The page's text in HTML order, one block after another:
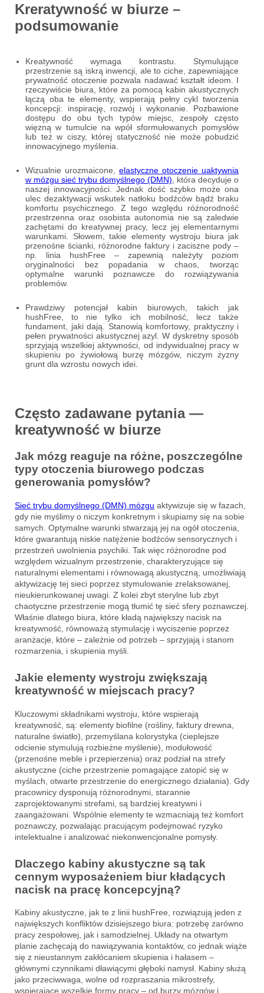
Kreratywność w biurze –
podsumowanie
Kreatywność wymaga kontrastu. Stymulujące
przestrzenie są iskrą inwencji, ale to ciche, zapewniające
prywatność otoczenie pozwala nadawać kształt ideom. I
rzeczywiście biura, które za pomocą kabin akustycznych
łączą oba te elementy, wspierają pełny cykl tworzenia
koncepcji: inspirację, rozwój i wykonanie. Pozbawione
dostępu do obu tych typów miejsc, zespoły często
więzną w tumulcie na wpół sformułowanych pomysłów
lub też w ciszy, której statyczność nie może pobudzić
innowacyjnego myślenia.
Wizualnie urozmaicone, elastyczne otoczenie uaktywnia
w mózgu sieć trybu domyślnego (DMN) , która decyduje o
naszej innowacyjności. Jednak dość szybko może ona
ulec dezaktywacji wskutek natłoku bodźców bądź braku
komfortu psychicznego. Z tego względu różnorodność
przestrzenna oraz osobista autonomia nie są zaledwie
zachętami do kreatywnej pracy, lecz jej elementarnymi
warunkami. Słowem, takie elementy wystroju biura jak
przenośne ścianki, różnorodne faktury i zaciszne pody –
np. linia hushFree – zapewnią należyty poziom
oryginalności bez popadania w chaos, tworząc
optymalne warunki poznawcze do rozwiązywania
problemów.
Prawdziwy potencjał kabin biurowych, takich jak
hushFree, to nie tylko ich mobilność, lecz także
fundament, jaki dają. Stanowią komfortowy, praktyczny i
pełen prywatności akustycznej azyl. W dyskretny sposób
sprzyjają wszelkiej aktywności, od indywidualnej pracy w
skupieniu po żywiołową burzę mózgów, niczym żyzny
grunt dla wzrostu nowych idei.
Często zadawane pytania —
kreatywność w biurze
Jak mózg reaguje na różne, poszczególne
typy otoczenia biurowego podczas
generowania pomysłów?
Sieć trybu domyślnego (DMN) mózgu aktywizuje się w fazach,
gdy nie myślimy o niczym konkretnym i skupiamy się na sobie
samych. Optymalne warunki stwarzają jej na ogół otoczenia,
które gwarantują niskie natężenie bodźców sensorycznych i
przestrzeń uwolnienia psychiki. Tak więc różnorodne pod
względem wizualnym przestrzenie, charakteryzujące się
naturalnymi elementami i równowagą akustyczną, umożliwiają
aktywizację tej sieci poprzez stymulowanie zrelaksowanej,
nieukierunkowanej uwagi. Z kolei zbyt sterylne lub zbyt
chaotyczne przestrzenie mogą tłumić tę sieć sfery poznawczej.
Właśnie dlatego biura, które kładą największy nacisk na
kreatywność, równoważą stymulację i wyciszenie poprzez
aranżacje, które – zależnie od potrzeb – sprzyjają i stanom
rozmarzenia, i skupienia myśli.
Jakie elementy wystroju zwiększają
kreatywność w miejscach pracy?
Kluczowymi składnikami wystroju, które wspierają
kreatywność, są: elementy biofilne (rośliny, faktury drewna,
naturalne światło), przemyślana kolorystyka (cieplejsze
odcienie stymulują rozbieżne myślenie), modułowość
(przenośne meble i przepierzenia) oraz podział na strefy
akustyczne (ciche przestrzenie pomagające zatopić się w
myślach, otwarte przestrzenie do energicznego działania). Gdy
pracownicy dysponują różnorodnymi, starannie
zaprojektowanymi strefami, są bardziej kreatywni i
zaangażowani. Wspólnie elementy te wzmacniają też komfort
poznawczy, pozwalając pracującym podejmować ryzyko
intelektualne i analizować niekonwencjonalne pomysły.
Dlaczego kabiny akustyczne są tak
cennym wyposażeniem biur kładących
nacisk na pracę koncepcyjną?
Kabiny akustyczne, jak te z linii hushFree, rozwiązują jeden z
największych konfliktów dzisiejszego biura: potrzebę zarówno
pracy zespołowej, jak i samodzielnej. Układy na otwartym
planie zachęcają do nawiązywania kontaktów, co jednak wiąże
się z nieustannym zakłócaniem skupienia i hałasem –
głównymi czynnikami dławiącymi głęboki namysł. Kabiny służą
jako przeciwwaga, wolne od rozpraszania mikrostrefy,
wspierające wszelkie formy pracy – od burzy mózgów i